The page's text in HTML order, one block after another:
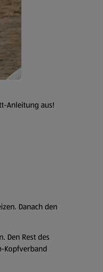
Anleitung aus!
Danach den
Den Rest des
Kopfverband